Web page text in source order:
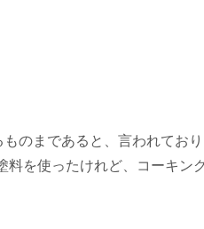
のまであると、言われており
を使ったけれど、コーキン